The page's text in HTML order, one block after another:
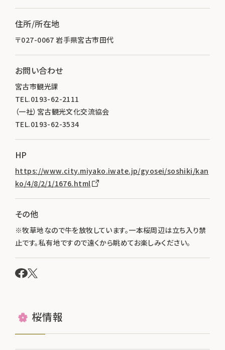
住所/所在地
〒027-0067 岩手県宮古市田代
お問い合わせ
宮古市観光課
TEL.0193-62-2111
（一社）宮古観光文化交流協会
TEL.0193-62-3534
HP
https://www.city.miyako.iwate.jp/gyosei/soshiki/kan
ko/4/8/2/1/1676.html
その他
※牧草地なので牛を放牧しています。一本桜周辺は立ち入り禁
止です。私有地ですので遠くから眺めてお楽しみください。
桜情報